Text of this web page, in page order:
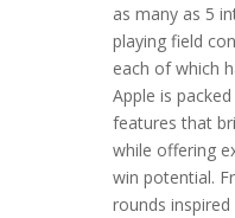
as many as 5
playing field
each of which
Apple is
features that
while offering
win potential.
rounds